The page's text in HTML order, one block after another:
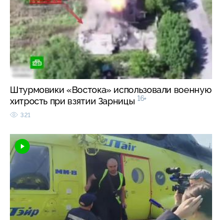
Штурмовики «Востока» использовали военную
хитрость при взятии Зарницы 16+
321